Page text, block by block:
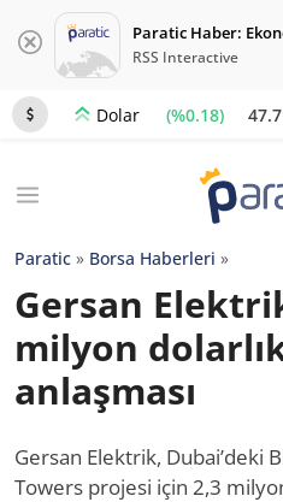
Paratic Haber:
RSS Interactive
Dolar (%0.18)
Paratic » Borsa Haberleri »
Gersan
milyon
anlaşması
Gersan Elektrik, Dubai’deki
Towers projesi için 2,3